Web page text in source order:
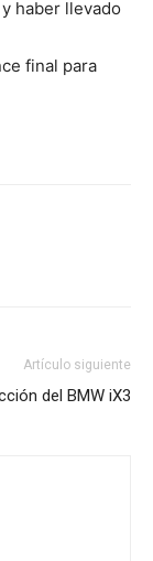
haber llevado
final para
Artículo siguiente
del BMW iX3